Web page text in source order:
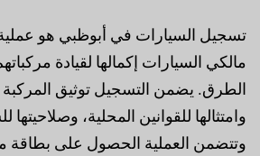
تسجيل السيارات في أبوظبي هو
مالكي السيارات إكمالها لقيادة
الطرق. يضمن التسجيل توثيق
وامتثالها للقوانين المحلية،
وتتضمن العملية الحصول على بطاقة